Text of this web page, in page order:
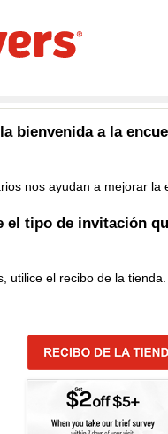
bienvenida a la
nos ayudan a mejorar la
el tipo de invitación
utilice el recibo de la tienda.